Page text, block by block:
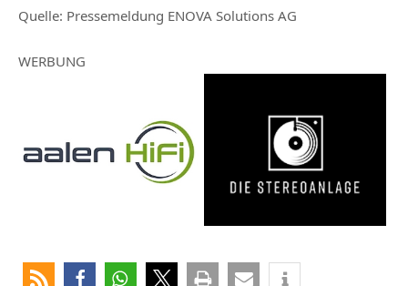
Quelle: Pressemeldung ENOVA Solutions AG
WERBUNG